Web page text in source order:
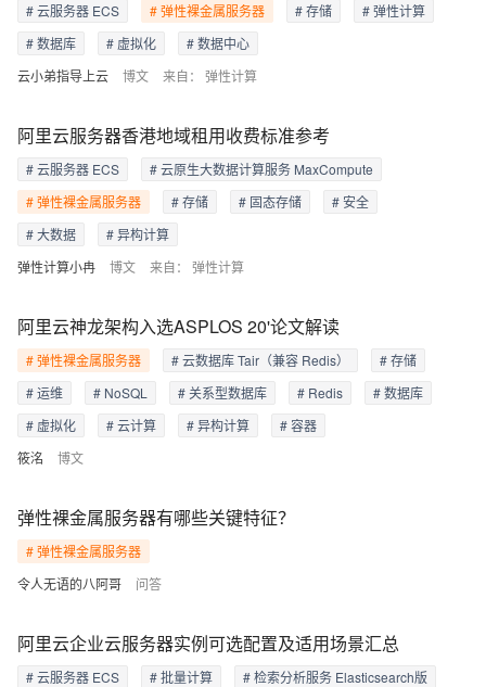
云小弟指导上云 博文 来自： 弹性计算
# 云服务器 ECS # 弹性裸金属服务器 # 存储
# 弹性计算
# 数据库
# 虚拟化 # 数据中心
弹性计算小冉 博文 来自： 弹性计算
阿里云服务器香港地域租用收费标准参考
# 云服务器 ECS
# 云原生大数据计算服务 MaxCompute
# 弹性裸金属服务器
# 存储 # 固态存储
# 安全
# 大数据
# 异构计算
筱洺 博文
阿里云神龙架构入选ASPLOS 20'论文解读
# 弹性裸金属服务器 # 云数据库 Tair（兼容 Redis）
# 存储
# 运维
# NoSQL # 关系型数据库 # Redis
# 数据库
# 虚拟化
# 云计算 # 异构计算 # 容器
令人无语的八阿哥 问答
弹性裸金属服务器有哪些关键特征？
# 弹性裸金属服务器
阿里云企业云服务器实例可选配置及适用场景汇总
# 云服务器 ECS # 批量计算
# 检索分析服务 Elasticsearch版